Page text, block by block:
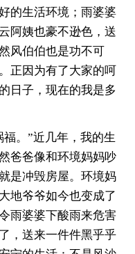
的生活环境；雨婆婆
阿姨也豪不逊色，送
风伯伯也是功不可
正因为有了大家的呵
日子，现在的我是多
。”近几年，我的生
爸爸像和环境妈妈吵
是冲毁房屋。环境妈
地爷爷如今也变成了
雨婆婆下酸雨来危害
，送来一件件黑乎乎